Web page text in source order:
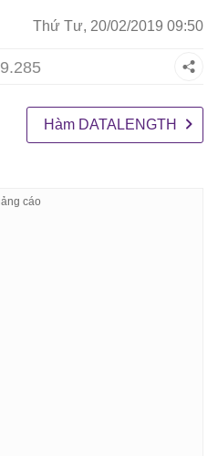
Thứ Tư, 20/02/2019 09:50
9.285
Hàm DATALENGTH